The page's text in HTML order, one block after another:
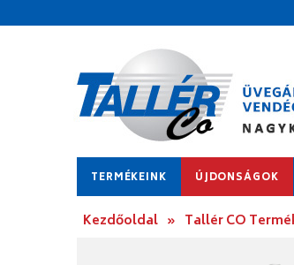
TERMÉKEINK ÚJDONSÁGOK
Kezdőoldal » Tallér CO